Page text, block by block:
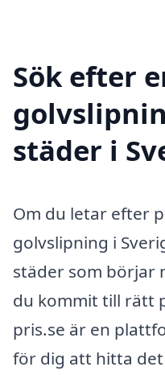
Sök efter
städer i
Om du letar efter
golvslipning i
städer som börjar
du kommit till rätt
pris.se är en
för dig att hitta